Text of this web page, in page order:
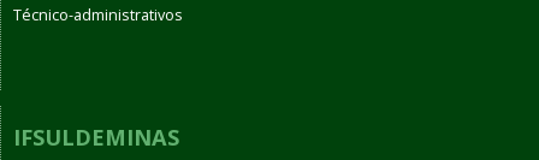
Técnico-administrativos
IFSULDEMINAS